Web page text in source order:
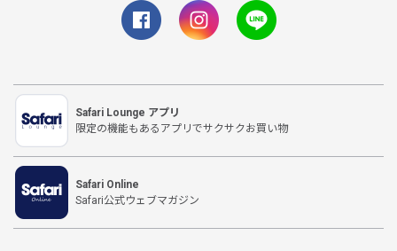
Safari Lounge アプリ
限定の機能もあるアプリでサクサクお買い物
Safari Online
Safari公式ウェブマガジン